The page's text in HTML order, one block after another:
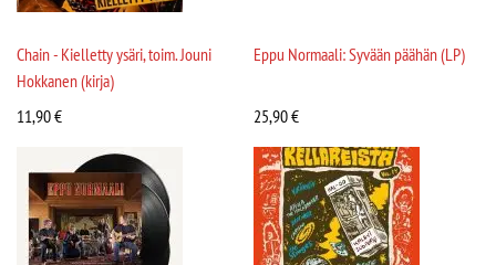
Chain - Kielletty ysäri, toim. Jouni
Hokkanen (kirja)
11,90€
Eppu Normaali: Syvään päähän (LP)
25,90€